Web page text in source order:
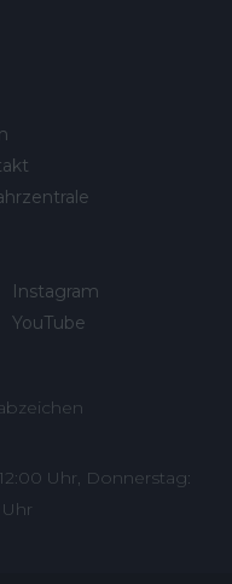
Instagram
YouTube
Uhr, Donnerstag: